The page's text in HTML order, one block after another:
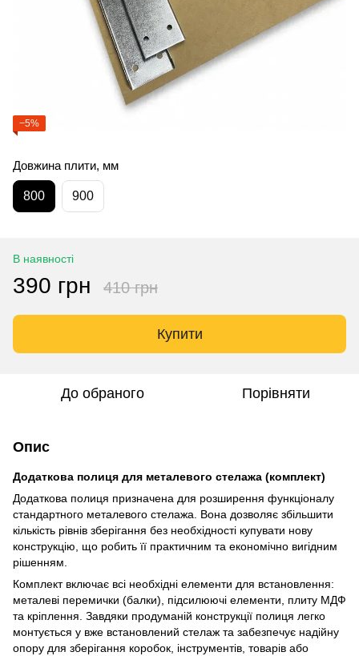
−5%
Довжина плити, мм
800 900
В наявності
390 грн 410 грн
Купити
До обраного Порівняти
Опис
Додаткова полиця для металевого стелажа (комплект)
Додаткова полиця призначена для розширення функціоналу
стандартного металевого стелажа. Вона дозволяє збільшити
кількість рівнів зберігання без необхідності купувати нову
конструкцію, що робить її практичним та економічно вигідним
рішенням.
Комплект включає всі необхідні елементи для встановлення:
металеві перемички (балки), підсилюючі елементи, плиту МДФ
та кріплення. Завдяки продуманій конструкції полиця легко
монтується у вже встановлений стелаж та забезпечує надійну
опору для зберігання коробок, інструментів, товарів або